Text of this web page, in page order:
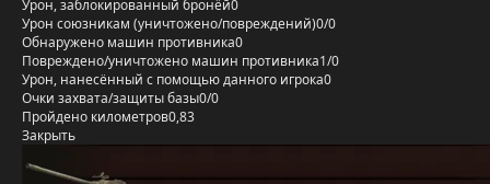
Урон, заблокированный бронёй0
Урон союзникам (уничтожено/повреждений)0/0
Обнаружено машин противника0
Повреждено/уничтожено машин противника1/0
Урон, нанесённый с помощью данного игрока0
Очки захвата/защиты базы0/0
Пройдено километров0,83
Закрыть